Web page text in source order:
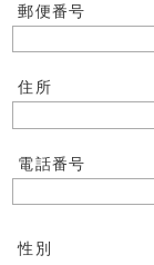
郵便番号
住所
電話番号
性別